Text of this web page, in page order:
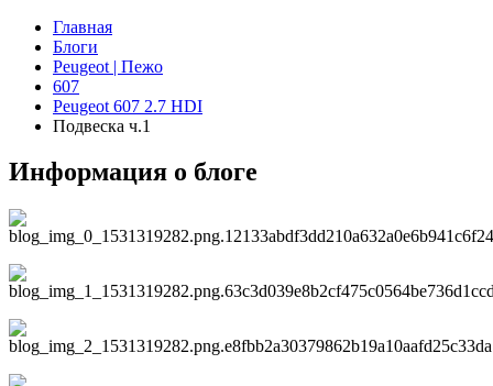
Главная
Блоги
Peugeot | Пежо
607
Peugeot 607 2.7 HDI
Подвеска ч.1
Информация о блоге